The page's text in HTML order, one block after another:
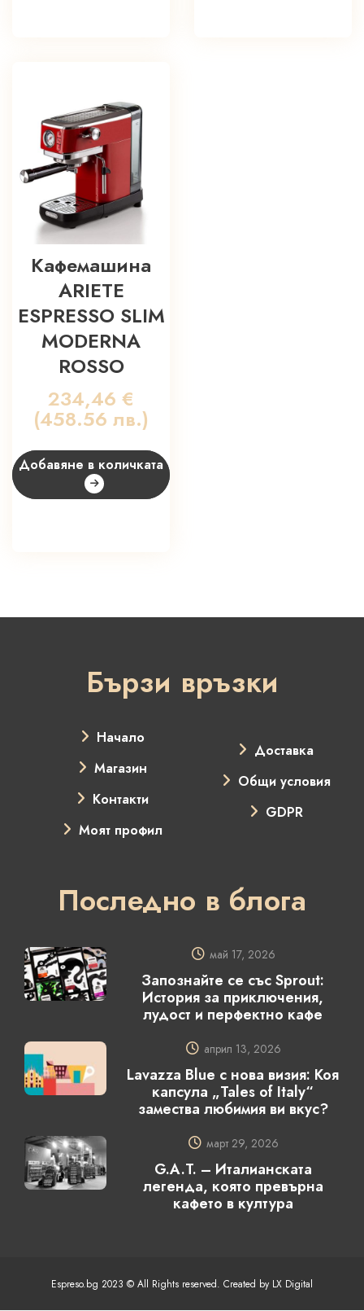
Кафемашина
ARIETE
ESPRESSO SLIM
MODERNA
ROSSO
234,46 €
(458.56 лв.)
Добавяне в количката
Бързи връзки
Начало
Магазин
Контакти
Моят профил
Доставка
Общи условия
GDPR
Последно в блога
май 17, 2026
Запознайте се със Sprout:
История за приключения,
лудост и перфектно кафе
април 13, 2026
Lavazza Blue с нова визия: Коя
капсула „Tales of Italy“
замества любимия ви вкус?
март 29, 2026
G.A.T. – Италианската
легенда, която превърна
кафето в култура
Espreso.bg 2023 © All Rights reserved. Created by LX Digital